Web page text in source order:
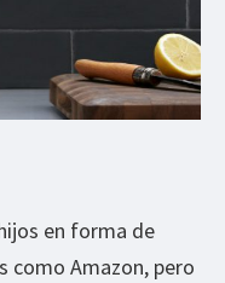
en forma de
como Amazon, pero